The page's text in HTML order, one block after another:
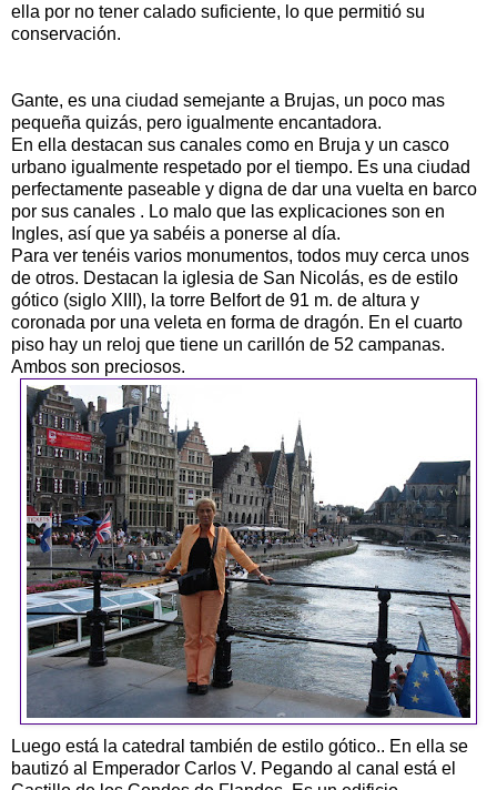
ella por no tener calado suficiente, lo que permitió su
conservación.
Gante, es una ciudad semejante a Brujas, un poco mas
pequeña quizás, pero igualmente encantadora.
En ella destacan sus canales como en Bruja y un casco
urbano igualmente respetado por el tiempo. Es una ciudad
perfectamente paseable y digna de dar una vuelta en barco
por sus canales . Lo malo que las explicaciones son en
Ingles, así que ya sabéis a ponerse al día.
Para ver tenéis varios monumentos, todos muy cerca unos
de otros. Destacan la iglesia de San Nicolás, es de estilo
gótico (siglo XIII), la torre Belfort de 91 m. de altura y
coronada por una veleta en forma de dragón. En el cuarto
piso hay un reloj que tiene un carillón de 52 campanas.
Ambos son preciosos.
Luego está la catedral también de estilo gótico.. En ella se
bautizó al Emperador Carlos V. Pegando al canal está el